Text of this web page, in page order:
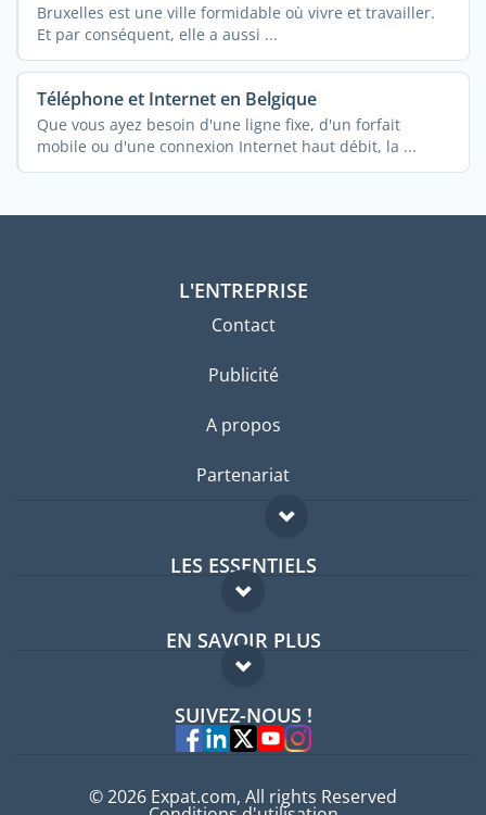
Bruxelles est une ville formidable où vivre et travailler.
Et par conséquent, elle a aussi ...
Téléphone et Internet en Belgique
Que vous ayez besoin d'une ligne fixe, d'un forfait
mobile ou d'une connexion Internet haut débit, la ...
L'ENTREPRISE
Contact
Publicité
A propos
Partenariat
LES ESSENTIELS
Forum expatriés
Guides pays
EN SAVOIR PLUS
FAQ
Experts
SUIVEZ-NOUS !
© 2026 Expat.com, All rights Reserved